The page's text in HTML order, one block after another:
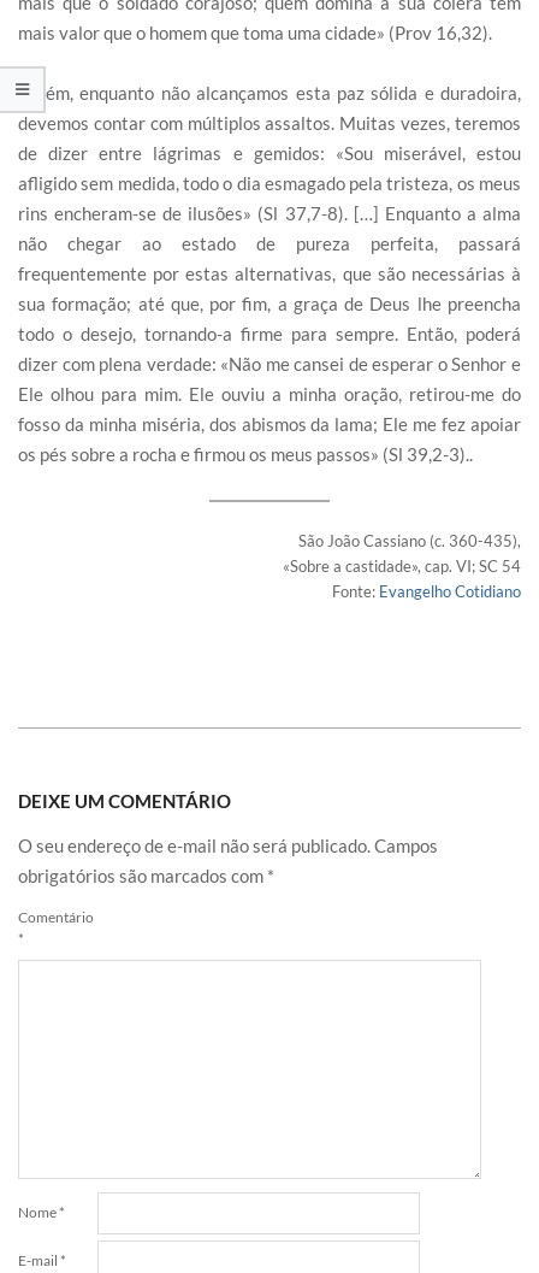
mais valor que o homem que toma uma cidade» (Prov 16,32).
Porém, enquanto não alcançamos esta paz sólida e duradoira,
devemos contar com múltiplos assaltos. Muitas vezes, teremos
de dizer entre lágrimas e gemidos: «Sou miserável, estou
afligido sem medida, todo o dia esmagado pela tristeza, os meus
rins encheram-se de ilusões» (Sl 37,7-8). […] Enquanto a alma
não chegar ao estado de pureza perfeita, passará
frequentemente por estas alternativas, que são necessárias à
sua formação; até que, por fim, a graça de Deus lhe preencha
todo o desejo, tornando-a firme para sempre. Então, poderá
dizer com plena verdade: «Não me cansei de esperar o Senhor e
Ele olhou para mim. Ele ouviu a minha oração, retirou-me do
fosso da minha miséria, dos abismos da lama; Ele me fez apoiar
os pés sobre a rocha e firmou os meus passos» (Sl 39,2-3)..
São João Cassiano (c. 360-435),
«Sobre a castidade», cap. VI; SC 54
Fonte: Evangelho Cotidiano
DEIXE UM COMENTÁRIO
O seu endereço de e-mail não será publicado.Campos
obrigatórios são marcados com *
Comentário
*
Nome *
E-mail *